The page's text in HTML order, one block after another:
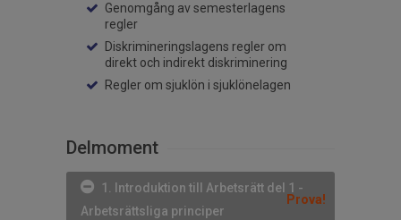
Genomgång av semesterlagens
regler
Diskrimineringslagens regler om
direkt och indirekt diskriminering
Regler om sjuklön i sjuklönelagen
Delmoment
1. Introduktion till Arbetsrätt del 1 -
Arbetsrättsliga principer
Prova!